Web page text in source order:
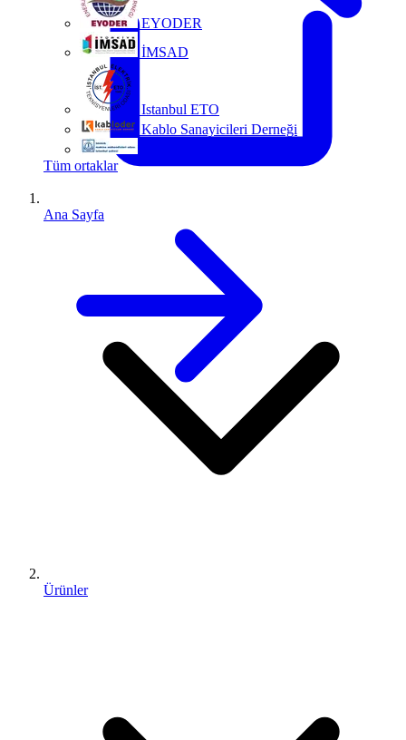
EYODER
İMSAD
Istanbul ETO
Kablo Sanayicileri Derneği
Tüm ortaklar
Ana Sayfa
Ürünler